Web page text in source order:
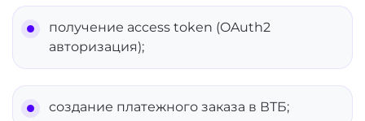
получение access token (OAuth2
авторизация);
создание платежного заказа в ВТБ;